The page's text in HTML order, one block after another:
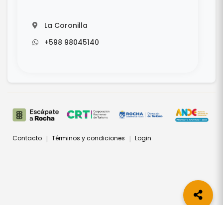
La Coronilla
+598 98045140
Contacto Términos y condiciones Login